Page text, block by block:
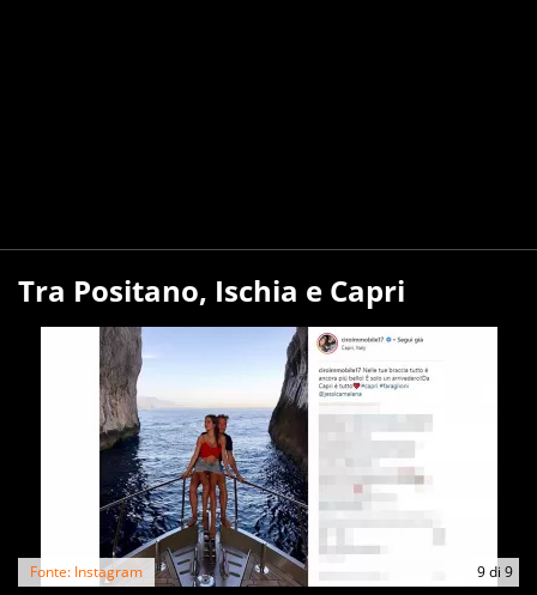
Tra Positano, Ischia e Capri
9di 9
Fonte: Instagram